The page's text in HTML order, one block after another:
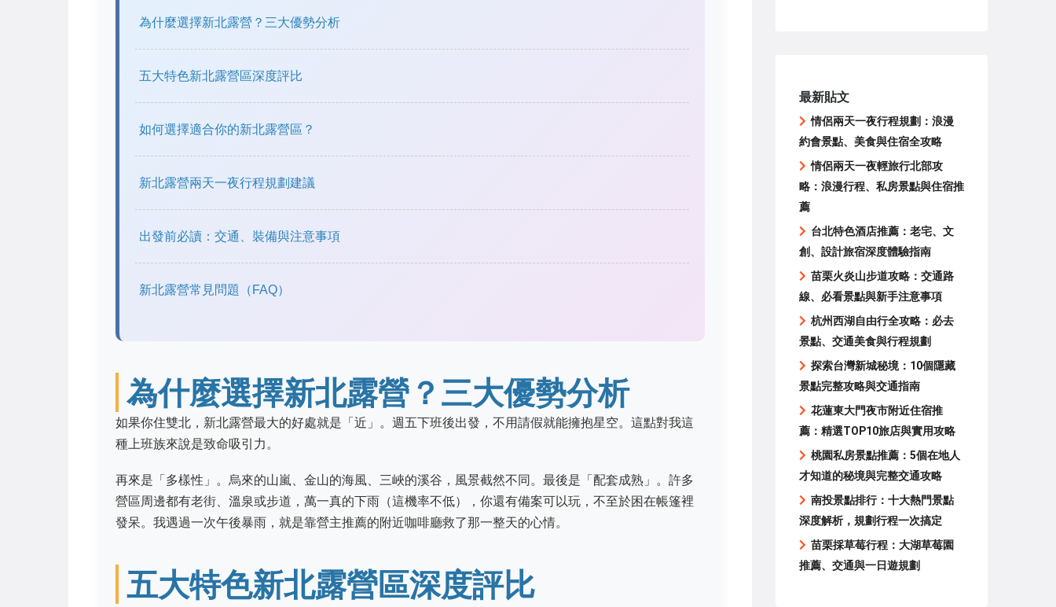
為什麼選擇新北露營？三大優勢分析
五大特色新北露營區深度評比
如何選擇適合你的新北露營區？
新北露營兩天一夜行程規劃建議
出發前必讀：交通、裝備與注意事項
新北露營常見問題（FAQ）
為什麼選擇新北露營？三大優勢分析
如果你住雙北，新北露營最大的好處就是「近」。週五下班後出發，不用請假就能擁抱星空。這點對我這
種上班族來說是致命吸引力。
再來是「多樣性」。烏來的山嵐、金山的海風、三峽的溪谷，風景截然不同。最後是「配套成熟」。許多
營區周邊都有老街、溫泉或步道，萬一真的下雨（這機率不低），你還有備案可以玩，不至於困在帳篷裡
發呆。我遇過一次午後暴雨，就是靠營主推薦的附近咖啡廳救了那一整天的心情。
五大特色新北露營區深度評比
最新貼文
情侶兩天一夜行程規劃：浪漫
約會景點、美食與住宿全攻略
情侶兩天一夜輕旅行北部攻
略：浪漫行程、私房景點與住宿推
薦
台北特色酒店推薦：老宅、文
創、設計旅宿深度體驗指南
苗栗火炎山步道攻略：交通路
線、必看景點與新手注意事項
杭州西湖自由行全攻略：必去
景點、交通美食與行程規劃
探索台灣新城秘境：10個隱藏
景點完整攻略與交通指南
花蓮東大門夜市附近住宿推
薦：精選TOP10旅店與實用攻略
桃園私房景點推薦：5個在地人
才知道的秘境與完整交通攻略
南投景點排行：十大熱門景點
深度解析，規劃行程一次搞定
苗栗採草莓行程：大湖草莓園
推薦、交通與一日遊規劃